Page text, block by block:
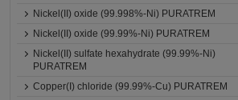
Nickel(II) oxide (99.998%-Ni) PURATREM
Nickel(II) oxide (99.99%-Ni) PURATREM
Nickel(II) sulfate hexahydrate (99.99%-Ni)
PURATREM
Copper(I) chloride (99.99%-Cu) PURATREM